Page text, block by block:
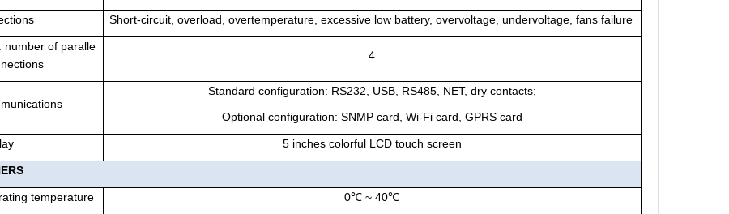
Short-circuit, overload, overtemperature, excessive low battery, overvoltage, undervoltage, fans failure
number of paralle
4
Standard configuration: RS232, USB, RS485, NET, dry contacts;
Optional configuration: SNMP card, Wi-Fi card, GPRS card
5 inches colorful LCD touch screen
temperature 0℃ ~ 40℃